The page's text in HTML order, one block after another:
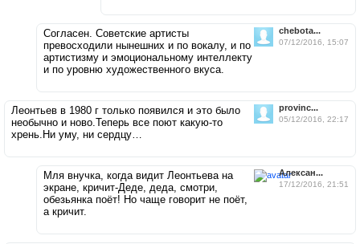
chebota...
07/12/2016, 15:07
Согласен. Советские артисты
превосходили нынешних и по вокалу, и по
артистизму и эмоциональному интеллекту
и по уровню художественного вкуса.
provinc...
05/12/2016, 22:17
Леонтьев в 1980 г только появился и это было
необычно и ново.Теперь все поют какую-то
хрень.Ни уму, ни сердцу…
Алексан...
17/12/2016, 21:51
Мля внучка, когда видит Леонтьева на
экране, кричит-Деде, деда, смотри,
обезьянка поёт! Но чаще говорит не поёт,
а кричит.